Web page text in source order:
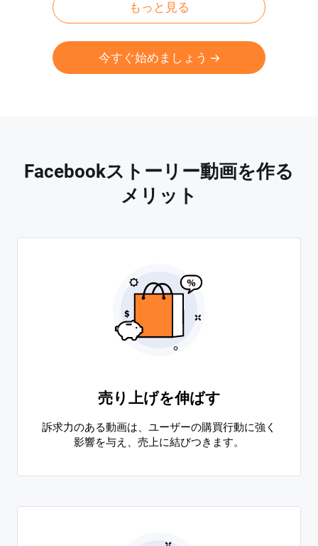
もっと見る
今すぐ始めましょう
Facebookストーリー動画を作る
メリット
売り上げを伸ばす
訴求力のある動画は、ユーザーの購買行動に強く
影響を与え、売上に結びつきます。